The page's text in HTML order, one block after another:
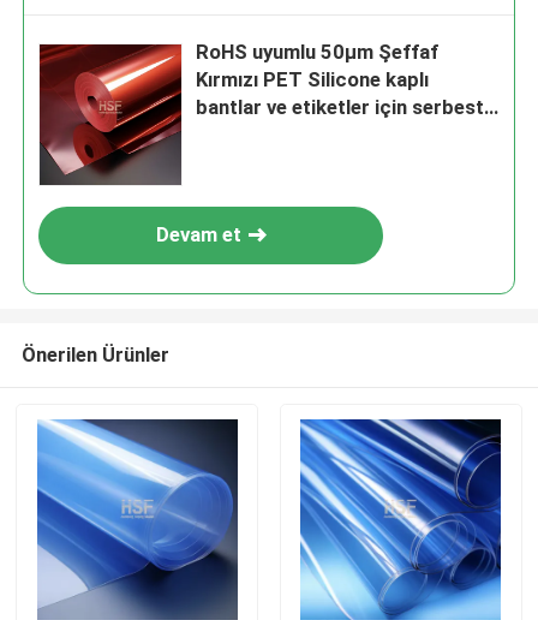
RoHS uyumlu 50μm Şeffaf
Kırmızı PET Silicone kaplı
bantlar ve etiketler için serbest
Devam et
Önerilen Ürünler